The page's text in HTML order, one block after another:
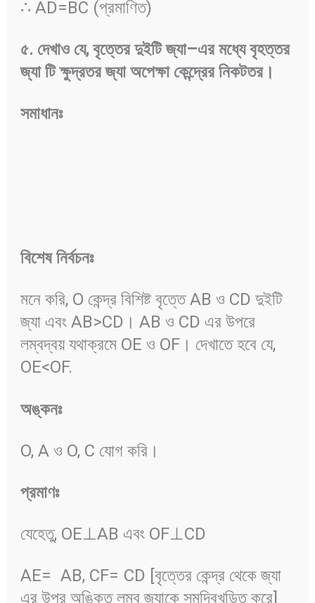
∴ AD=BC (প্রমাণিত)
৫. দেখাও যে, বৃত্তের দুইটি জ্যা–এর মধ্যে বৃহত্তর
জ্যা টি ক্ষুদ্রতর জ্যা অপেক্ষা কেন্দ্রের নিকটতর।
সমাধানঃ
বিশেষ নির্বচনঃ
মনে করি, O কেন্দ্র বিশিষ্ট বৃত্তে AB ও CD দুইটি
জ্যা এবং AB>CD। AB ও CD এর উপরে
লম্বদ্বয় যথাক্রমে OE ও OF। দেখাতে হবে যে,
OE<OF.
অঙ্কনঃ
O, A ও O, C যোগ করি।
প্রমাণঃ
যেহেতু, OE⊥AB এবং OF⊥CD
AE= AB, CF= CD [বৃত্তের কেন্দ্র থেকে জ্যা
এর উপর অঙ্কিত লম্ব জ্যাকে সমদ্বিখন্ডিত করে]